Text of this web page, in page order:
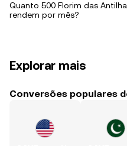
Quanto 500 Florim das
rendem por mês?
Explorar mais
Conversões populares